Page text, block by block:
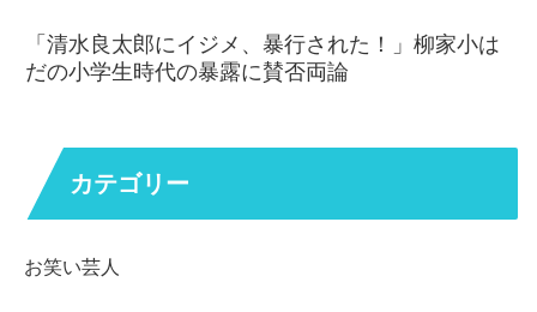
「清水良太郎にイジメ、暴行された！」柳家小は
だの小学生時代の暴露に賛否両論
カテゴリー
お笑い芸人